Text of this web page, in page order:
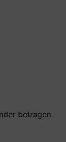
betragen